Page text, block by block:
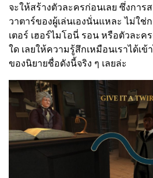
จะให้สร้างตัวละครก่อนเลย ซึ่งการ
วาตาร์ของผู้เล่นเองนั่นแหละ ไม่ใ
เตอร์ เฮอร์ไมโอนี่ รอน หรือตัวละค
ใด เลยให้ความรู้สึกเหมือนเราได้เ
ของนิยายชื่อดังนี้จริง ๆ เลยล่ะ